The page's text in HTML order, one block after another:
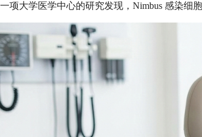
一项大学医学中心的研究发现，Nimbus 感染细